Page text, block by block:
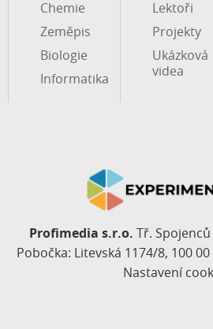
Chemie
Zeměpis
Biologie
Informatika
Lektoři
Projekty
Ukázková
videa
Profimedia s.r.o. Tř.
Pobočka: Litevská 1174/8, 100
Nastavení